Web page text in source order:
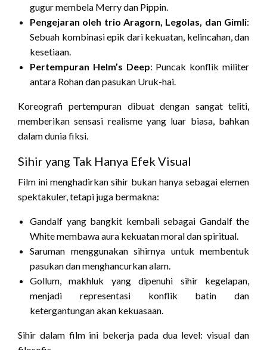
gugur membela Merry dan Pippin.
Pengejaran oleh trio Aragorn, Legolas, dan Gimli:
Sebuah kombinasi epik dari kekuatan, kelincahan, dan
kesetiaan.
Pertempuran Helm’s Deep: Puncak konflik militer
antara Rohan dan pasukan Uruk-hai.
Koreografi pertempuran dibuat dengan sangat teliti,
memberikan sensasi realisme yang luar biasa, bahkan
dalam dunia fiksi.
Sihir yang Tak Hanya Efek Visual
Film ini menghadirkan sihir bukan hanya sebagai elemen
spektakuler, tetapi juga bermakna:
Gandalf yang bangkit kembali sebagai Gandalf the
White membawa aura kekuatan moral dan spiritual.
Saruman menggunakan sihirnya untuk membentuk
pasukan dan menghancurkan alam.
Gollum, makhluk yang dipenuhi sihir kegelapan,
menjadi representasi konflik batin dan
ketergantungan akan kekuasaan.
Sihir dalam film ini bekerja pada dua level: visual dan